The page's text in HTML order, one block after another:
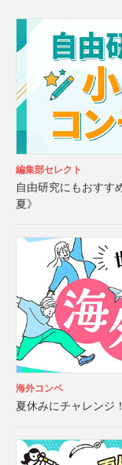
編集部セレクト
自由研究にもおすす
夏》
海外コンペ
夏休みにチャレンジ